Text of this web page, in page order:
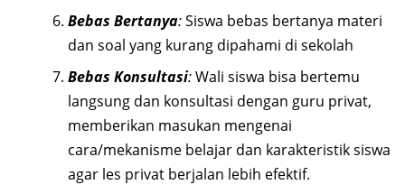
Bebas Bertanya:Siswa bebas bertanya materi
dan soal yang kurang dipahami di sekolah
Bebas Konsultasi:Wali siswa bisa bertemu
langsung dan konsultasi dengan guru privat,
memberikan masukan mengenai
cara/mekanisme belajar dan karakteristik siswa
agar les privat berjalan lebih efektif.